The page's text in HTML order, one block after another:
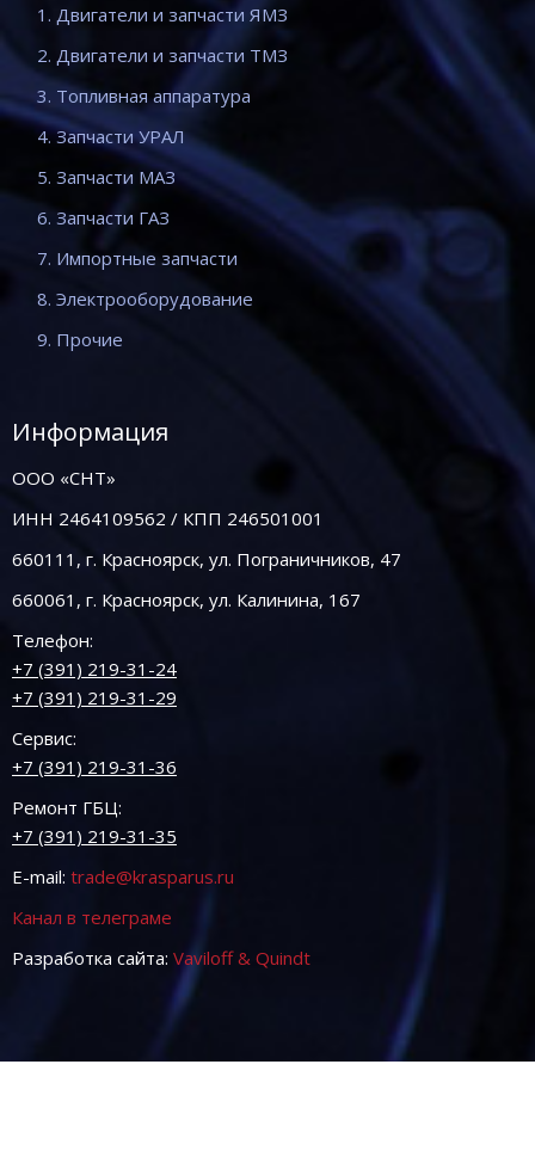
1. Двигатели и запчасти ЯМЗ
2. Двигатели и запчасти ТМЗ
3. Топливная аппаратура
4. Запчасти УРАЛ
5. Запчасти МАЗ
6. Запчасти ГАЗ
7. Импортные запчасти
8. Электрооборудование
9. Прочие
Информация
ООО «СНТ»
ИНН 2464109562 / КПП 246501001
660111, г. Красноярск, ул. Пограничников, 47
660061, г. Красноярск, ул. Калинина, 167
Телефон:
+7 (391) 219-31-24
+7 (391) 219-31-29
Сервис:
+7 (391) 219-31-36
Ремонт ГБЦ:
+7 (391) 219-31-35
E-mail: trade@krasparus.ru
Канал в телеграме
Разработка сайта: Vaviloff & Quindt